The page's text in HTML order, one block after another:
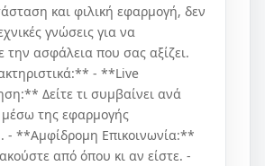
και φιλική εφαρμογή, δεν
γνώσεις για να
την ασφάλεια που σας αξίζει.
- **Live
Δείτε τι συμβαίνει ανά
της εφαρμογής
- **Αμφίδρομη Επικοινωνία:**
από όπου κι αν είστε. -